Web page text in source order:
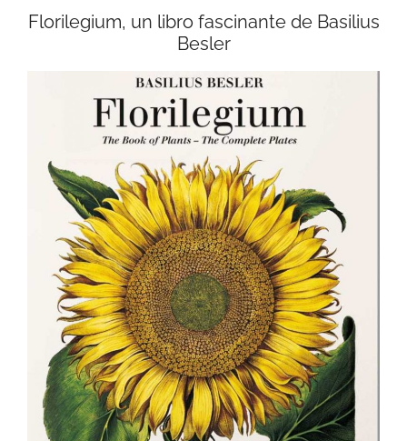
Florilegium, un libro fascinante de Basilius
Besler